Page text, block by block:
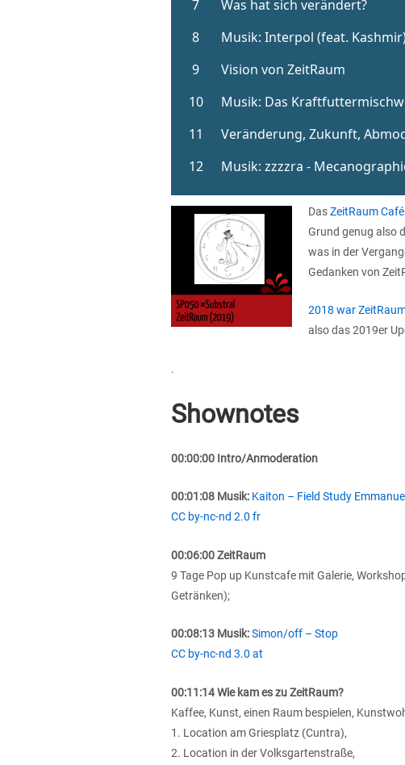
DasZeitRaum Café
Grund genug also
was in der
Gedanken von
2018 war
also das 2019er
.
Shownotes
00:00:00 Intro/Anmoderation
00:01:08 Musik: Kaiton – Field Study
CC by-nc-nd 2.0 fr
00:06:00 ZeitRaum
9 Tage Pop up Kunstcafe mit Galerie,
Getränken);
00:08:13 Musik:Simon/off – Stop
CC by-nc-nd 3.0 at
00:11:14 Wie kam es zu ZeitRaum?
Kaffee, Kunst, einen Raum bespielen,
1. Location am Griesplatz (Cuntra),
2. Location in der Volksgartenstraße,